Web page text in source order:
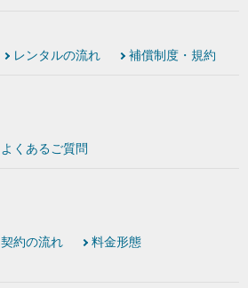
レンタルの流れ 補償制度・規約
よくあるご質問
契約の流れ
料金形態